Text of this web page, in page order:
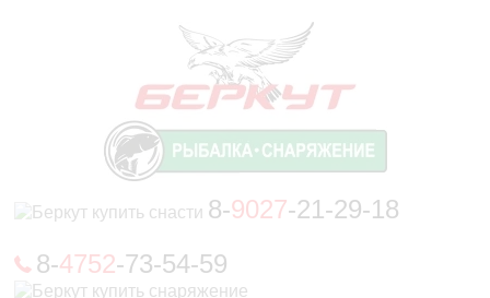
8-9027-21-29-18
8-4752-73-54-59